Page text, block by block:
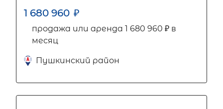
1 680 960 ₽
продажа или аренда 1 680 960 ₽ в
месяц
Пушкинский район